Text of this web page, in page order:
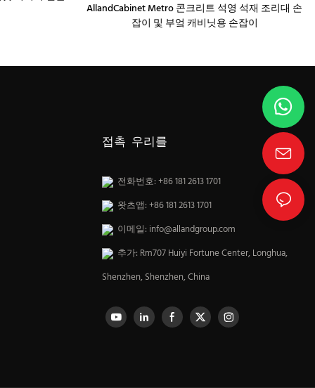
AllandCabinet Metro 콘크리트 석영 석재 조리대 손
잡이 및 부엌 캐비닛용 손잡이
접촉 우리를
전화번호: +86 181 2613 1701
왓츠앱: +86 181 2613 1701
이메일: info@allandgroup.com
추가: Rm707 Huiyi Fortune Center, Longhua,
Shenzhen, Shenzhen, China